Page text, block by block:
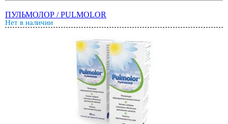
ПУЛЬМОЛОР / PULMOLOR
Нет в наличии